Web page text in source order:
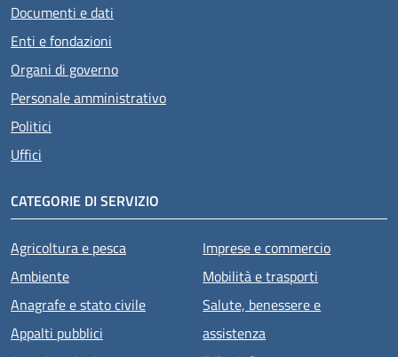
Documenti e dati
Enti e fondazioni
Organi di governo
Personale amministrativo
Politici
Uffici
CATEGORIE DI SERVIZIO
Agricoltura e pesca
Ambiente
Anagrafe e stato civile
Appalti pubblici
Imprese e commercio
Mobilità e trasporti
Salute, benessere e
assistenza